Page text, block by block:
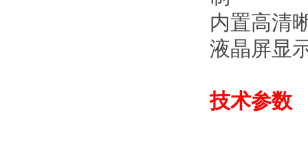
内置高清
液晶屏显
技术参数